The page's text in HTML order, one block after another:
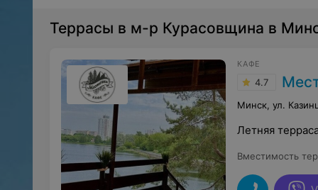
Террасы в м-р Курасовщина в
КАФЕ
4.7
Минск, ул.
Летняя
Вместимость